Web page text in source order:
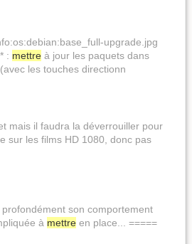
upgrade.jpg
: mettre à jour les paquets dans
les touches directionn
mais il faudra la déverrouiller pour
sur les films HD 1080, donc pas
son comportement
à mettre en place... =====